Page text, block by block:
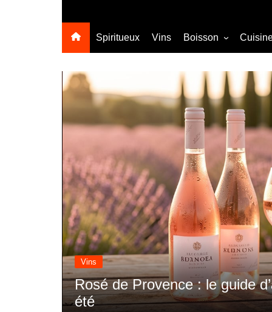
Spiritueux Vins Boisson
Cocktail
Evénements
Soirée cocktails thématique :
sans finir derrière le bar